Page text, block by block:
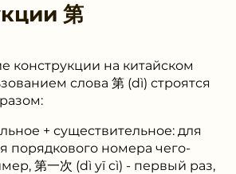
第
конструкции на китайском
слова 第 (dì) строятся
+ существительное: для
порядкового номера чего-
第一次 (dì yī cì) - первый раз,